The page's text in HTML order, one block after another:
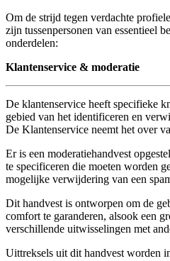
Om de strijd tegen verdachte
zijn tussenpersonen van essentieel
onderdelen:
Klantenservice & moderatie
De klantenservice heeft specifieke
gebied van het identificeren en
De Klantenservice neemt het over
Er is een moderatiehandvest
te specificeren die moeten worden
mogelijke verwijdering van een
Dit handvest is ontworpen om de
comfort te garanderen, alsook een
verschillende uitwisselingen met
Uittreksels uit dit handvest worden